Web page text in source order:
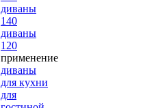
диваны
140
диваны
120
применение
диваны
для кухни
для